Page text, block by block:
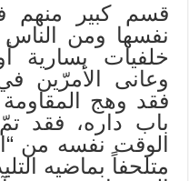
قسم كبير منهم
نفسها ومن الناس
خلفيات يسارية
وعانى الأمرّين
فقد وهج
باب داره، فقد
الوقت نفسه من
متلحفاً بماضيه